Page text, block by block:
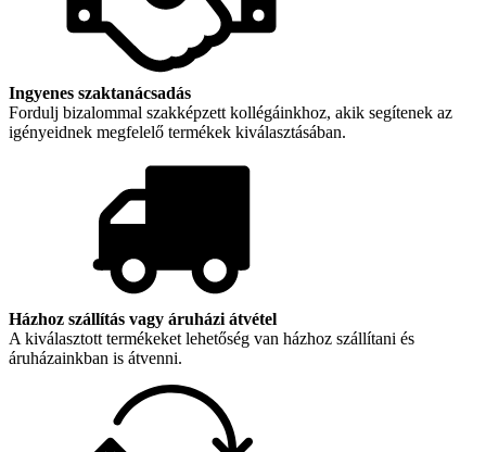
Ingyenes szaktanácsadás
Fordulj bizalommal szakképzett kollégáinkhoz, akik segítenek az
igényeidnek megfelelő termékek kiválasztásában.
Házhoz szállítás vagy áruházi átvétel
A kiválasztott termékeket lehetőség van házhoz szállítani és
áruházainkban is átvenni.